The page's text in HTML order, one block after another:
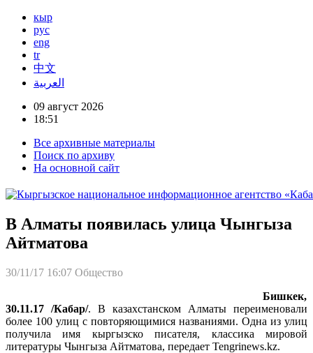
кыр
рус
eng
tr
中文
العربية
09 август 2026
18:51
Все архивные материалы
Поиск по архиву
На основной сайт
В Алматы появилась улица Чынгыза
Айтматова
30/11/17 16:07 Общество
Бишкек,
30.11.17 /Кабар/. В казахстанском Алматы переименовали
более 100 улиц с повторяющимися названиями. Одна из улиц
получила имя кыргызско писателя, классика мировой
литературы Чынгыза Айтматова, передает Tengrinews.kz.